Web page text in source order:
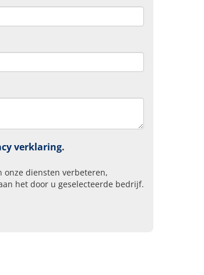
verklaring.
onze diensten verbeteren,
het door u geselecteerde bedrijf.